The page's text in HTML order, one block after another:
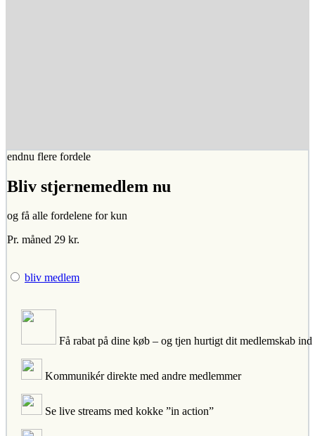
endnu flere fordele
Bliv stjernemedlem nu
og få alle fordelene for kun
Pr. måned 29 kr.
bliv medlem
Få rabat på dine køb – og tjen hurtigt dit medlemskab ind
Kommunikér direkte med andre medlemmer
Se live streams med kokke ”in action”